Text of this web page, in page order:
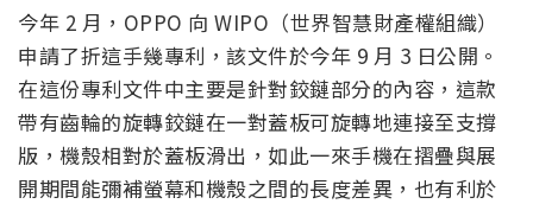
今年 2 月，OPPO 向 WIPO（世界智慧財產權組織）
申請了折這手幾專利，該文件於今年 9 月 3 日公開。
在這份專利文件中主要是針對鉸鏈部分的內容，這款
帶有齒輪的旋轉鉸鏈在一對蓋板可旋轉地連接至支撐
版，機殼相對於蓋板滑出，如此一來手機在摺疊與展
開期間能彌補螢幕和機殼之間的長度差異，也有利於